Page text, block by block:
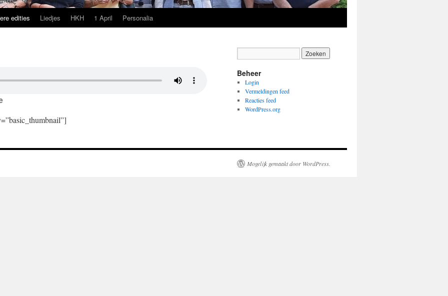
edities Liedjes HKH 1 April Personalia
Beheer
Login
Vermeldingen feed
Reacties feed
WordPress.org
Mogelijk gemaakt door WordPress.